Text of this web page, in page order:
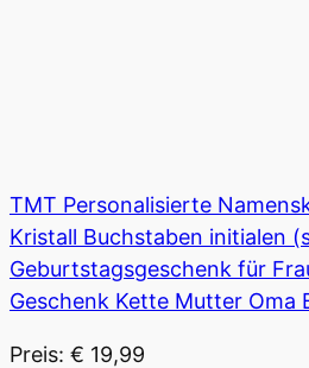
TMT Personalisierte
Kristall Buchstaben initialen
Geburtstagsgeschenk für
Geschenk Kette Mutter Oma
Preis: € 19,99